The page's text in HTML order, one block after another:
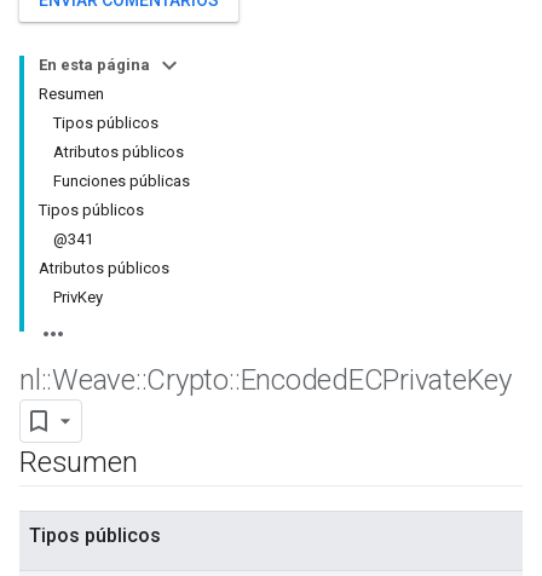
En esta página
Resumen
Tipos públicos
Atributos públicos
Funciones públicas
Tipos públicos
@341
Atributos públicos
PrivKey
nl ::Weave::Crypto::EncodedECPrivateKey
Resumen
Tipos públicos